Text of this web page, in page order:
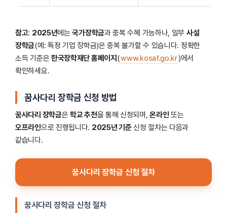
참고: 2025년에는국가장학금과 중복 수혜 가능하나, 일부 사설
장학금(예: 특정 기업 장학금)은 중복 불가할 수 있습니다. 정확한
소득 기준은 한국장학재단 홈페이지 (www.kosaf.go.kr)에서
확인하세요.
꿈사다리 장학금 신청 방법
꿈사다리 장학금은학교 추천을 통해 신청되며,온라인 또는
오프라인으로 진행됩니다. 2025년 기준신청 절차는 다음과
같습니다.
꿈사다리 장학금 신청 절차
꿈사다리 장학금 신청 절차